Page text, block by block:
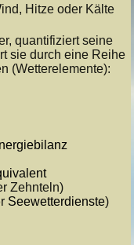
Hitze oder Kälte
quantifiziert seine
sie durch eine Reihe
(Wetterelemente):
Zehnteln)
Seewetterdienste)